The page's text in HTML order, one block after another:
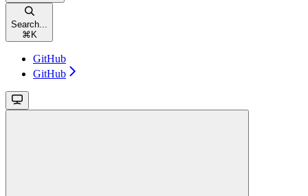
Search...
⌘ K
GitHub
GitHub